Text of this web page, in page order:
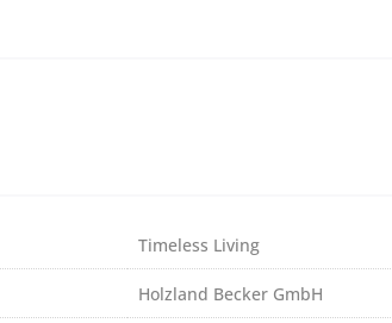
Timeless Living
Holzland Becker GmbH